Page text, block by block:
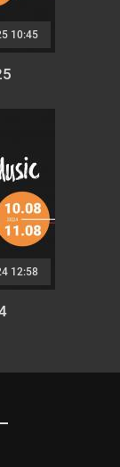
10:45
12:58